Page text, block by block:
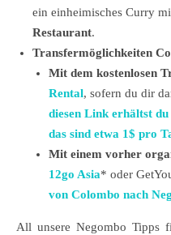
ein einheimisches Curry
Restaurant.
Transfermöglichkeiten
Mit dem kostenlosen
Rental, sofern du dir
diesen Link erhältst
das sind etwa 1$ pro
Mit einem vorher
12go Asia* oder
von Colombo nach
All unsere Negombo Tipps